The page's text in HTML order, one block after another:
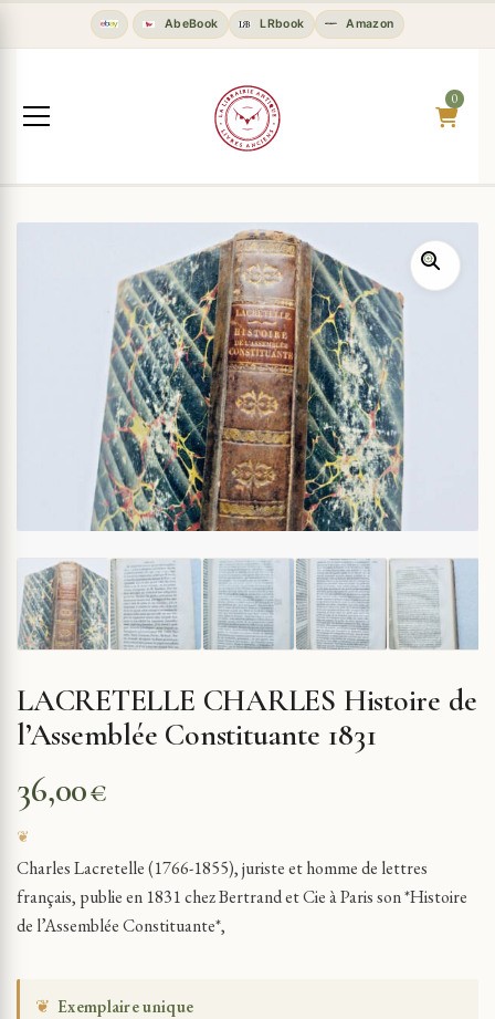
AbeBook LRbook Amazon
0
LACRETELLE CHARLES Histoire de
l’Assemblée Constituante 1831
36,00€
Charles Lacretelle (1766-1855), juriste et homme de lettres
français, publie en 1831 chez Bertrand et Cie à Paris son *Histoire
de l’Assemblée Constituante*,
❦ Exemplaire unique